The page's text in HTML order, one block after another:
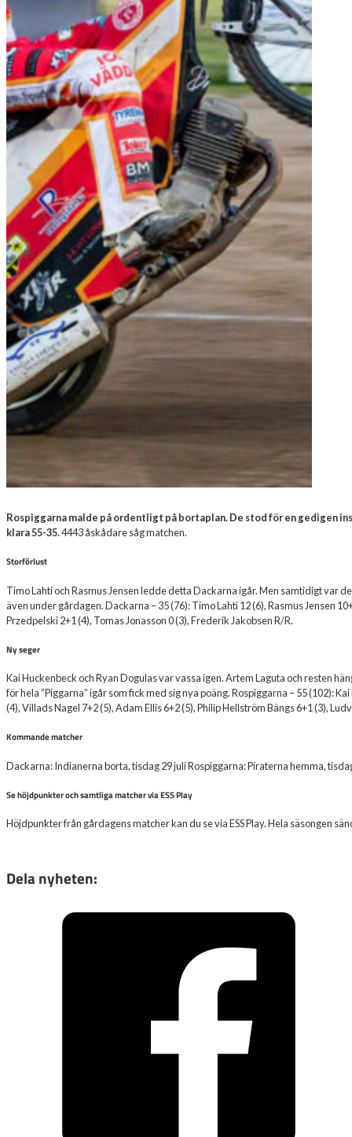
Rospiggarna malde på ordentligt på bortaplan. De stod för en gedigen
klara 55-35.4443 åskådare såg matchen.
Storförlust
Timo Lahti och Rasmus Jensen ledde detta Dackarna igår. Men samtidigt var
även under gårdagen. Dackarna – 35 (76): Timo Lahti 12 (6), Rasmus Jensen
Przedpelski 2+1 (4), Tomas Jonasson 0 (3), Frederik Jakobsen R/R.
Ny seger
Kai Huckenbeck och Ryan Dogulas var vassa igen. Artem Laguta och resten
för hela ”Piggarna” igår som fick med sig nya poäng. Rospiggarna – 55 (102):
(4), Villads Nagel 7+2 (5), Adam Ellis 6+2 (5), Philip Hellström Bängs 6+1 (3),
Kommande matcher
Dackarna: Indianerna borta, tisdag 29 juli Rospiggarna: Piraterna hemma,
Se höjdpunkter och samtliga matcher via ESS Play
Höjdpunkter från gårdagens matcher kan du se via ESS Play. Hela säsongen
Dela nyheten: